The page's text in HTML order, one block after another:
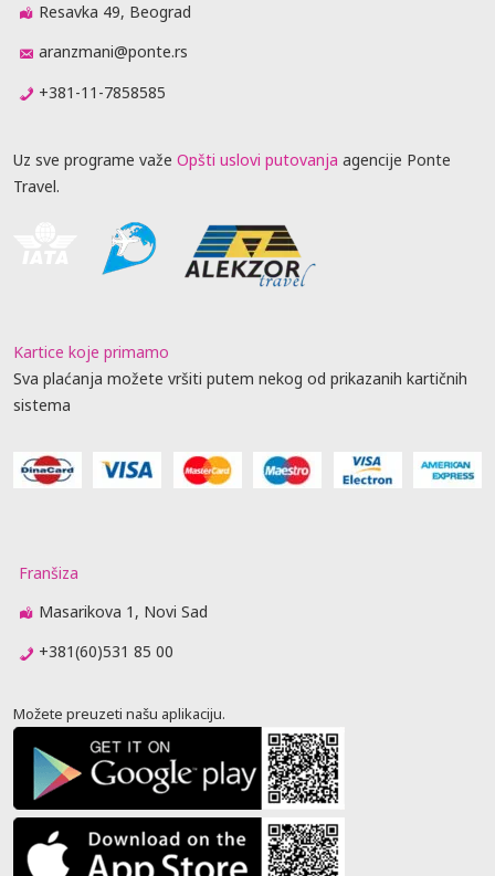
Resavka 49, Beograd
aranzmani@ponte.rs
+381-11-7858585
Uz sve programe važe Opšti uslovi putovanja agencije Ponte
Travel.
Kartice koje primamo
Sva plaćanja možete vršiti putem nekog od prikazanih kartičnih
sistema
Franšiza
Masarikova 1, Novi Sad
+381(60)531 85 00
Možete preuzeti našu aplikaciju.